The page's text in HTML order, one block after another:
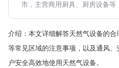
市，主营商用厨具、厨房设备等
介绍： 本文详细解答天然气设备的
等常见区域的注意事项，以及通风
户安全高效地使用天然气设备。